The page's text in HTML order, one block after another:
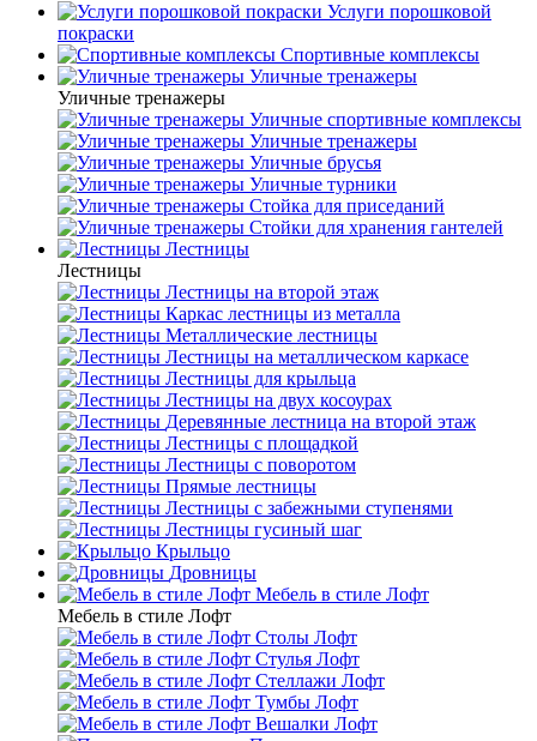
Услуги порошковой
покраски
Спортивные комплексы
Уличные тренажеры
Уличные тренажеры
Уличные спортивные комплексы
Уличные тренажеры
Уличные брусья
Уличные турники
Cтойка для приседаний
Стойки для хранения гантелей
Лестницы
Лестницы
Лестницы на второй этаж
Каркас лестницы из металла
Металлические лестницы
Лестницы на металлическом каркасе
Лестницы для крыльца
Лестницы на двух косоурах
Деревянные лестница на второй этаж
Лестницы с площадкой
Лестницы с поворотом
Прямые лестницы
Лестницы с забежными ступенями
Лестницы гусиный шаг
Крыльцо
Дровницы
Мебель в стиле Лофт
Мебель в стиле Лофт
Столы Лофт
Стулья Лофт
Стеллажи Лофт
Тумбы Лофт
Вешалки Лофт